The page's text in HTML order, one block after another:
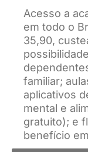
Acesso a
em todo o
35,90,
familiar;
aplicativos
mental e
gratuito); e
benefício